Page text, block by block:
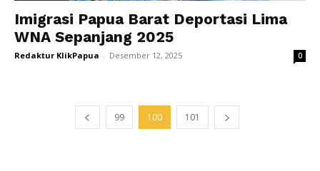
Imigrasi Papua Barat Deportasi Lima
WNA Sepanjang 2025
Redaktur KlikPapua - Desember 12, 2025 0
99 100 101